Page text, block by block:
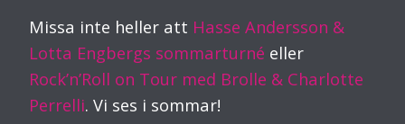
Missa inte heller att Hasse Andersson &
Lotta Engbergs sommarturné eller
Rock’n’Roll on Tour med Brolle & Charlotte
Perrelli. Vi ses i sommar!